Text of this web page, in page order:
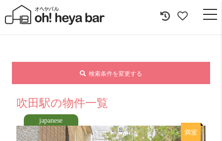
検索条件を変更する
吹田駅の物件一覧
japanese
満室